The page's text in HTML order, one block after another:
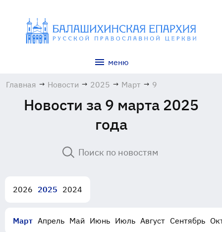
меню
Главная → Новости → 2025 → Март → 9
Новости за 9 марта 2025
года
2026 2025 2024
Март Апрель Май Июнь Июль Август Сентябрь